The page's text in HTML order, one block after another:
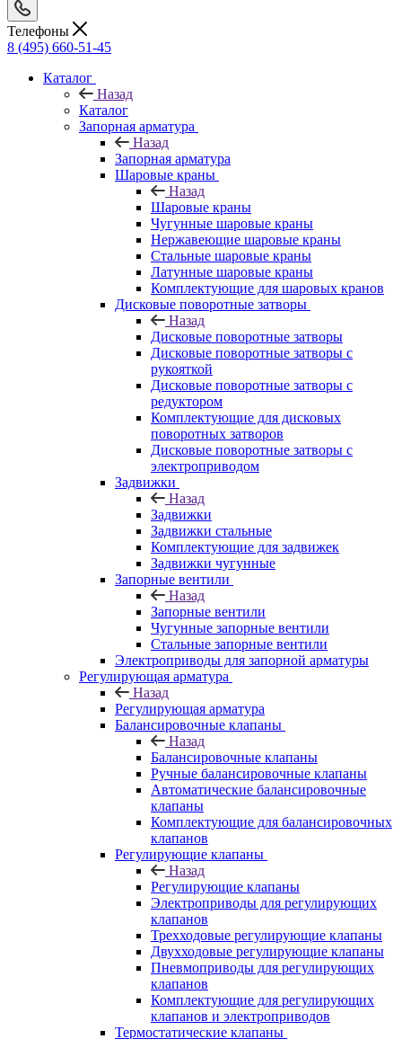
Телефоны
8 (495) 660-51-45
Каталог
Назад
Каталог
Запорная арматура
Назад
Запорная арматура
Шаровые краны
Назад
Шаровые краны
Чугунные шаровые краны
Нержавеющие шаровые краны
Стальные шаровые краны
Латунные шаровые краны
Комплектующие для шаровых кранов
Дисковые поворотные затворы
Назад
Дисковые поворотные затворы
Дисковые поворотные затворы с
рукояткой
Дисковые поворотные затворы с
редуктором
Комплектующие для дисковых
поворотных затворов
Дисковые поворотные затворы с
электроприводом
Задвижки
Назад
Задвижки
Задвижки стальные
Комплектующие для задвижек
Задвижки чугунные
Запорные вентили
Назад
Запорные вентили
Чугунные запорные вентили
Стальные запорные вентили
Электроприводы для запорной арматуры
Регулирующая арматура
Назад
Регулирующая арматура
Балансировочные клапаны
Назад
Балансировочные клапаны
Ручные балансировочные клапаны
Автоматические балансировочные
клапаны
Комплектующие для балансировочных
клапанов
Регулирующие клапаны
Назад
Регулирующие клапаны
Электроприводы для регулирующих
клапанов
Трехходовые регулирующие клапаны
Двухходовые регулирующие клапаны
Пневмоприводы для регулирующих
клапанов
Комплектующие для регулирующих
клапанов и электроприводов
Термостатические клапаны